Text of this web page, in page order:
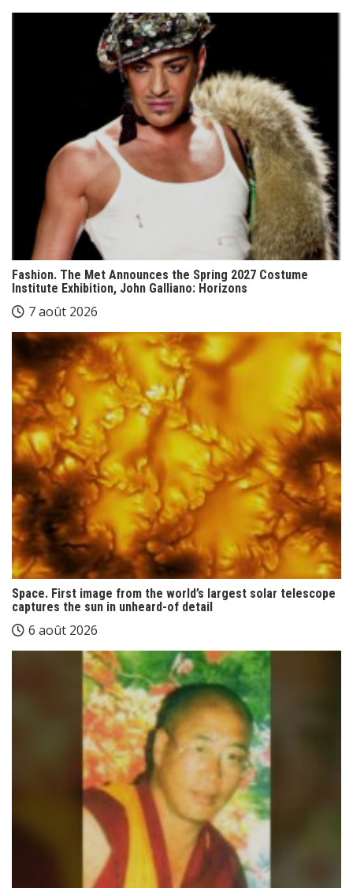
Fashion. The Met Announces the Spring 2027 Costume
Institute Exhibition, John Galliano: Horizons
7 août 2026
Space. First image from the world’s largest solar telescope
captures the sun in unheard-of detail
6 août 2026